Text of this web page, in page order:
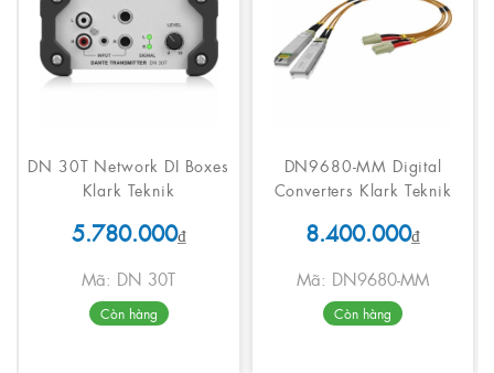
DN 30T Network DI Boxes
Klark Teknik
5.780.000₫
Mã: DN 30T
Còn hàng
DN9680-MM Digital
Converters Klark Teknik
8.400.000₫
Mã: DN9680-MM
Còn hàng